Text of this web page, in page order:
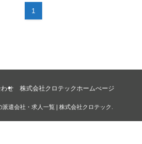
1
せ 株式会社クロテックホームぺージ
遣会社・求人一覧 | 株式会社クロテック.